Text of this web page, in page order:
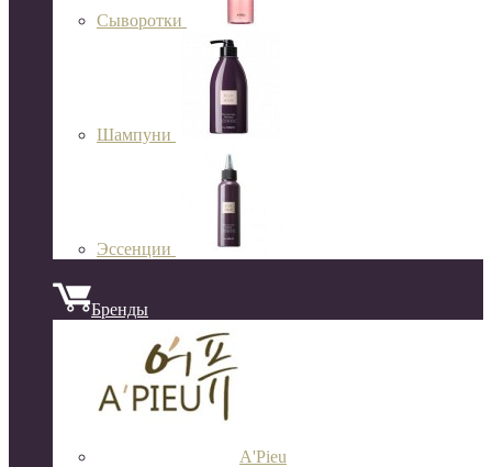
Сыворотки
Шампуни
Эссенции
Бренды
A'Pieu